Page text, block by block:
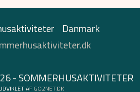
Danmark
- SOMMERHUSAKTIVITETER
AF GO2NET.DK